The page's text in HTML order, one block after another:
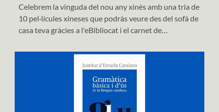
Celebrem la vinguda del nou any xinès amb una tria de
10 pel·lícules xineses que podràs veure des del sofà de
casa teva gràcies a l'eBibliocat i el carnet de